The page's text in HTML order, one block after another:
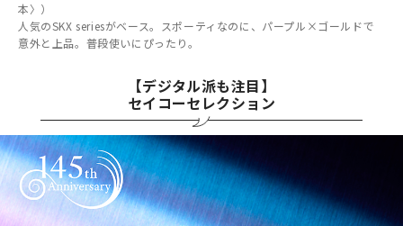
本〉）
人気のSKX seriesがベース。スポーティなのに、パープル×ゴールドで
意外と上品。普段使いにぴったり。
【デジタル派も注目】
セイコーセレクション